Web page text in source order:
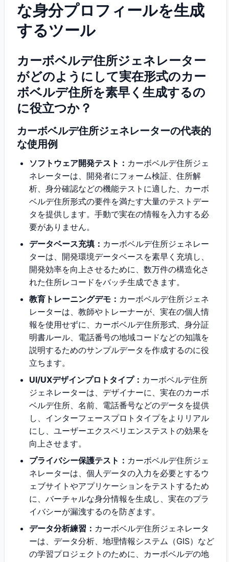
な身分プロフィールを生成
するツール
カーボベルデ住所ジェネレーター
がどのようにして実在形式のカー
ボベルデ住所を素早く生成するの
に役立つか？
カーボベルデ住所ジェネレーターの代表的
な使用例
ソフトウェア開発テスト： カーボベルデ住所ジェ
ネレーターは、開発者にフォーム検証、住所解
析、身分確認などの機能テストに適した、カーボ
ベルデ住所形式の要件を満たす大量のテストデー
タを提供します。手動で実在の情報を入力する必
要がありません。
データベース充填： カーボベルデ住所ジェネレー
ターは、開発環境データベースを素早く充填し、
開発効率を向上させるために、数万件の構造化さ
れた住所レコードをバッチ生成できます。
教育トレーニングデモ： カーボベルデ住所ジェネ
レーターは、教師やトレーナーが、実在の個人情
報を使用せずに、カーボベルデ住所形式、身分証
明書ルール、電話番号の地域コードなどの知識を
説明するためのサンプルデータを作成するのに役
立ちます。
UI/UXデザインプロトタイプ： カーボベルデ住所
ジェネレーターは、デザイナーに、実在のカーボ
ベルデ住所、名前、電話番号などのデータを提供
し、インターフェースプロトタイプをよりリアル
にし、ユーザーエクスペリエンステストの効果を
向上させます。
プライバシー保護テスト： カーボベルデ住所ジェ
ネレーターは、個人データの入力を必要とするウ
ェブサイトやアプリケーションをテストするため
に、バーチャルな身分情報を生成し、実在のプラ
イバシーが漏洩するのを防ぎます。
データ分析練習： カーボベルデ住所ジェネレータ
ーは、データ分析、地理情報システム（GIS）など
の学習プロジェクトのために、カーボベルデの地